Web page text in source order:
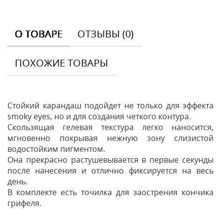
О ТОВАРЕ ОТЗЫВЫ (0)
ПОХОЖИЕ ТОВАРЫ
Стойкий карандаш подойдет не только для эффекта
smoky eyes, но и для создания четкого контура.
Скользящая гелевая текстура легко наносится,
мгновенно покрывая нежную зону слизистой
водостойким пигментом.
Она прекрасно растушевывается в первые секунды
после нанесения и отлично фиксируется на весь
день.
В комплекте есть точилка для заострения кончика
грифеля.